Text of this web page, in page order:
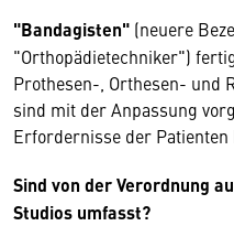
"Bandagisten" (neuere
"Orthopädietechniker")
Prothesen-, Orthesen- und
sind mit der Anpassung
Erfordernisse der Patienten
Sind von der Verordnung
Studios umfasst?